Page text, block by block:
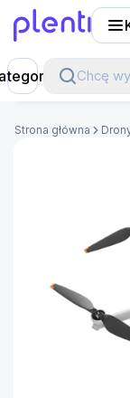
Chcę
Strona główna